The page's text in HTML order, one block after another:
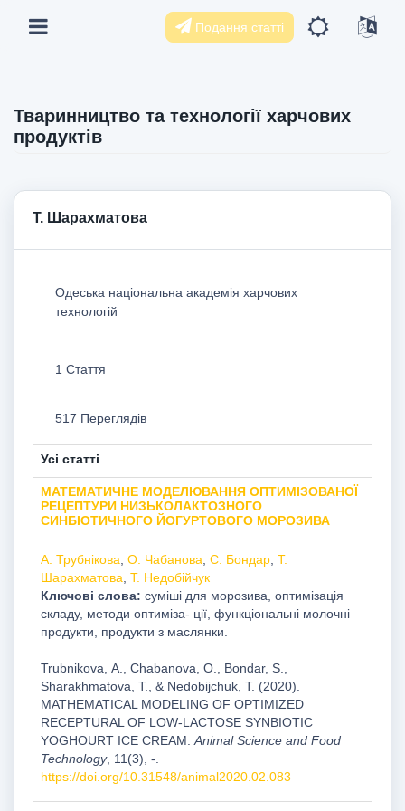
Подання статті
Тваринництво та технології харчових
продуктів
Т. Шарахматова
Одеська національна академія харчових
технологій
1 Стаття
517 Переглядів
Усі статті
МАТЕМАТИЧНЕ МОДЕЛЮВАННЯ ОПТИМІЗОВАНОЇ
РЕЦЕПТУРИ НИЗЬКОЛАКТОЗНОГО
СИНБІОТИЧНОГО ЙОГУРТОВОГО МОРОЗИВА
А. Трубнікова О. Чабанова С. Бондар, Т.
Шарахматова Т. Недобійчук
Ключові слова: суміші для морозива, оптимізація
складу, методи оптиміза- ції, функціональні молочні
продукти, продукти з маслянки.
Trubnikova, А., Chabanova, О., Bondar, S.,
Sharakhmatova, Т., & Nedobijchuk, Т. (2020).
MATHEMATICAL MODELING OF OPTIMIZED
RECEPTURAL OF LOW-LACTOSE SYNBIOTIC
YOGHOURT ICE CREAM. Animal Science and Food
Technology, 11(3), -.
https://doi.org/10.31548/animal2020.02.083